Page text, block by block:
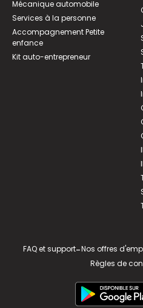
Mécanique automobile
Services à la personne
Accompagnement Petite
enfance
Kit auto-entrepreneur
FAQ et support-Nos offres
Règles de